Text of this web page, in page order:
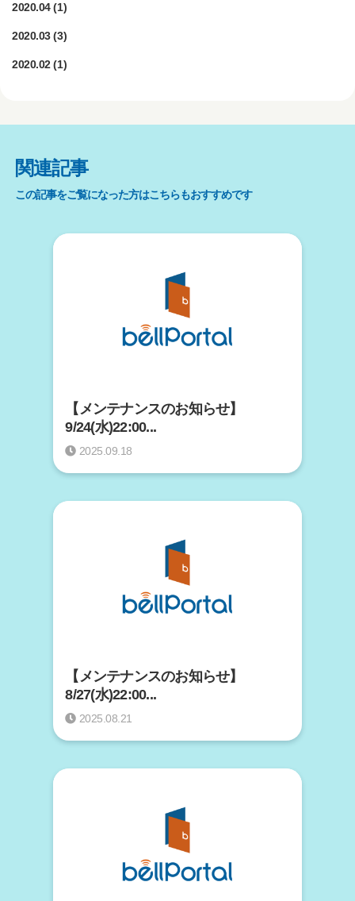
2020.04(1)
2020.03(3)
2020.02(1)
関連記事
この記事をご覧になった方はこちらもおすすめです
【メンテナンスのお知らせ】
9/24(水)22:00...
2025.09.18
【メンテナンスのお知らせ】
8/27(水)22:00...
2025.08.21